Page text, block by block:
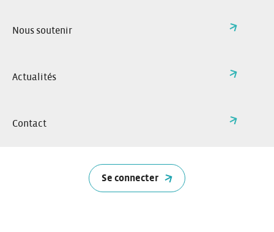
Nous soutenir
Actualités
Contact
Se connecter